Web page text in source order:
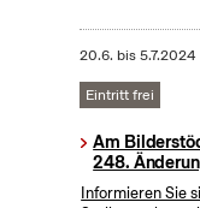
20.6. bis5.7.2024
Eintritt frei
Am
248.
Informieren Sie